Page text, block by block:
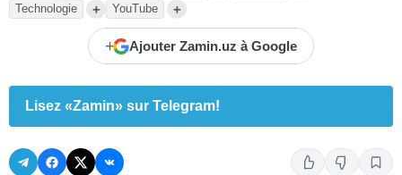
Technologie + YouTube +
+ Ajouter Zamin.uz à Google
Lisez «Zamin» sur Telegram!